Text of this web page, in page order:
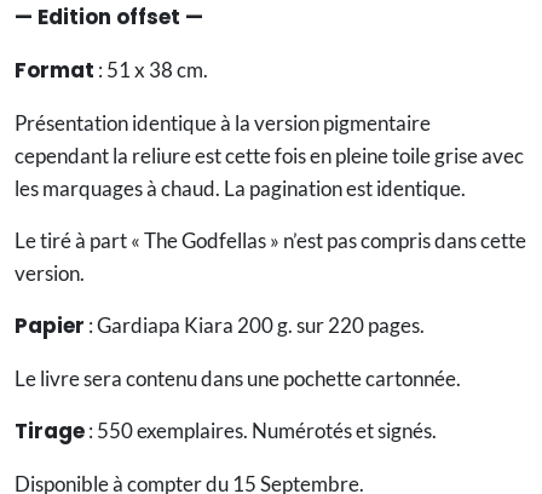
— Edition offset —
Format : 51 x 38 cm.
Présentation identique à la version pigmentaire
cependant la reliure est cette fois en pleine toile grise avec
les marquages à chaud. La pagination est identique.
Le tiré à part « The Godfellas » n’est pas compris dans cette
version.
Papier : Gardiapa Kiara 200 g. sur 220 pages.
Le livre sera contenu dans une pochette cartonnée.
Tirage: 550 exemplaires. Numérotés et signés.
Disponible à compter du 15 Septembre.